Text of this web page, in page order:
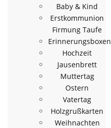
Baby & Kind
Erstkommunion
Firmung Taufe
Erinnerungsboxen
Hochzeit
Jausenbrett
Muttertag
Ostern
Vatertag
Holzgrußkarten
Weihnachten